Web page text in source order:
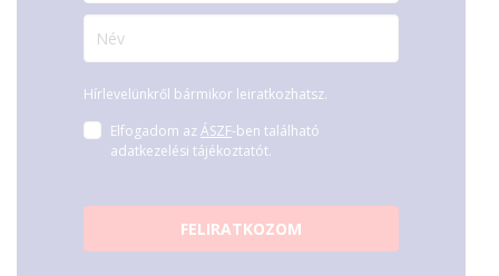
Hírlevelünkről bármikor leiratkozhatsz.
Elfogadom az ÁSZF-ben található
adatkezelési tájékoztatót.
FELIRATKOZOM